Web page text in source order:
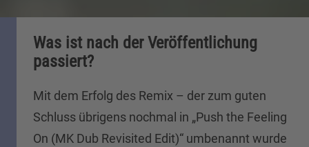
Was ist nach der Veröffentlichung
passiert?
Mit dem Erfolg des Remix – der zum guten
Schluss übrigens nochmal in „Push the Feeling
On (MK Dub Revisited Edit)“ umbenannt wurde